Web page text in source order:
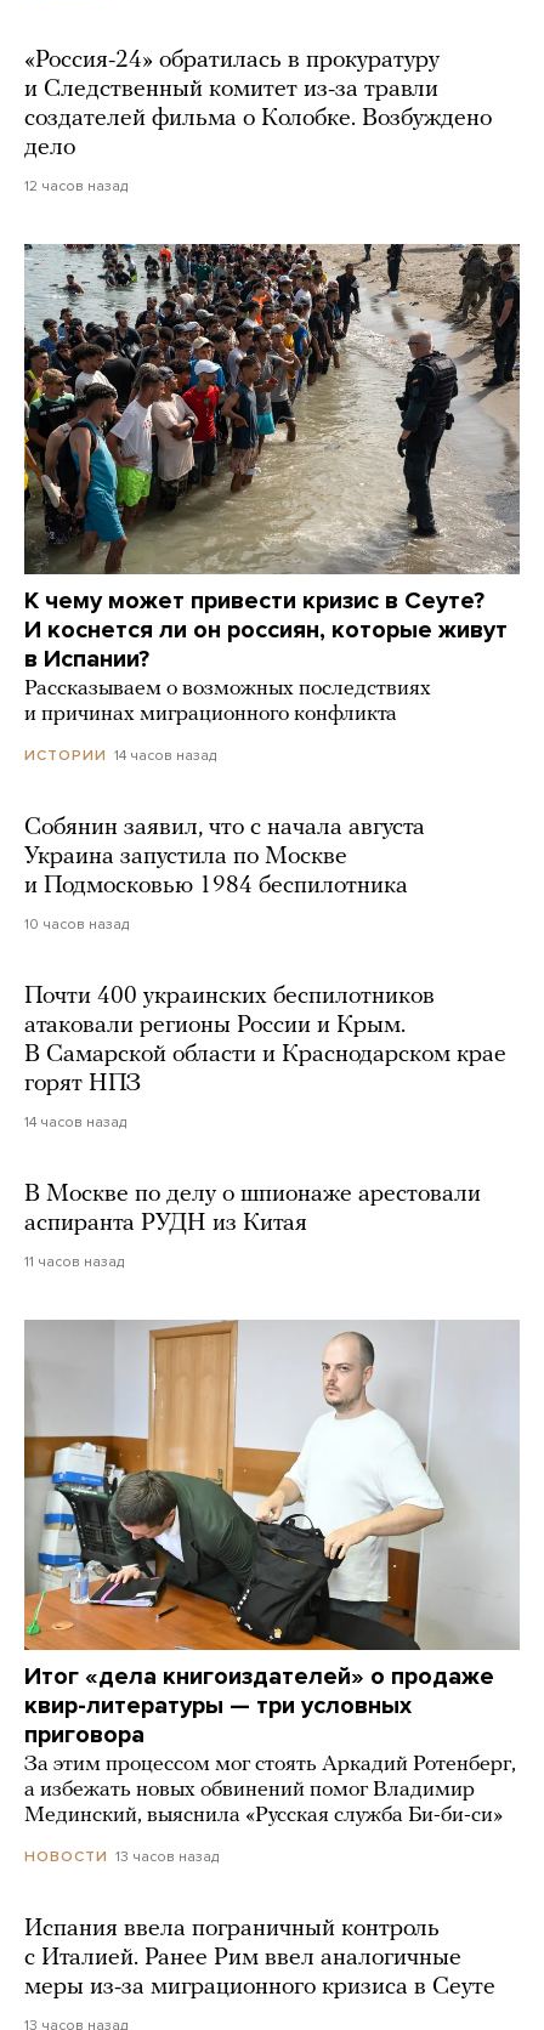
«Россия-24» обратилась в прокуратуру
и Следственный комитет из-за травли
создателей фильма о Колобке. Возбуждено
дело
12 часов назад
К чему может привести кризис в Сеуте?
И коснется ли он россиян, которые живут
в Испании?
Рассказываем о возможных последствиях
и причинах миграционного конфликта
ИСТОРИИ 14 часов назад
Собянин заявил, что с начала августа
Украина запустила по Москве
и Подмосковью 1984 беспилотника
10 часов назад
Почти 400 украинских беспилотников
атаковали регионы России и Крым.
В Самарской области и Краснодарском крае
горят НПЗ
14 часов назад
В Москве по делу о шпионаже арестовали
аспиранта РУДН из Китая
11 часов назад
Итог «дела книгоиздателей» о продаже
квир-литературы — три условных
приговора
За этим процессом мог стоять Аркадий Ротенберг,
а избежать новых обвинений помог Владимир
Мединский, выяснила «Русская служба Би-би-си»
НОВОСТИ 13 часов назад
Испания ввела пограничный контроль
с Италией. Ранее Рим ввел аналогичные
меры из-за миграционного кризиса в Сеуте
13 часов назад